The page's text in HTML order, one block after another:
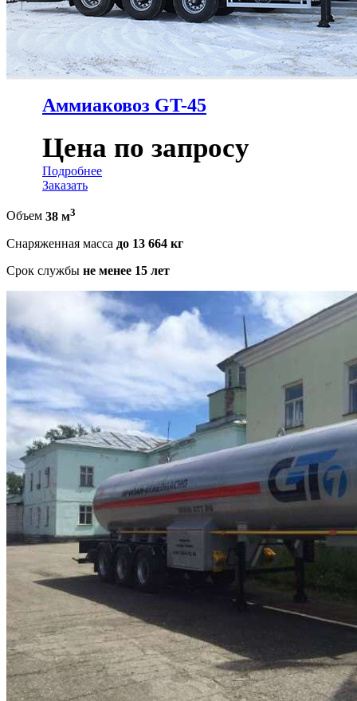
Аммиаковоз GT-45
Цена по запросу
Подробнее
Заказать
Объем 38 м3
Снаряженная масса до 13 664 кг
Срок службы не менее 15 лет